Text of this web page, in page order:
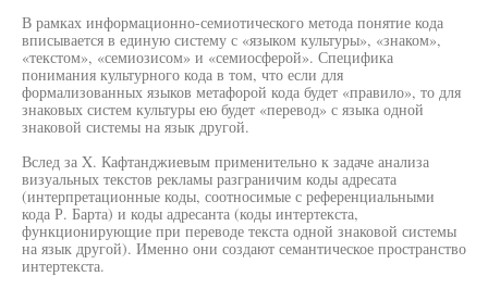
В рамках информационно-семиотического метода понятие кода
вписывается в единую систему с «языком культуры», «знаком»,
«текстом», «семиозисом» и «семиосферой». Специфика
понимания культурного кода в том, что если для
формализованных языков метафорой кода будет «правило», то для
знаковых систем культуры ею будет «перевод» с языка одной
знаковой системы на язык другой.
Вслед за X. Кафтанджиевым применительно к задаче анализа
визуальных текстов рекламы разграничим коды адресата
(интерпретационные коды, соотносимые с референциальными
кода Р. Барта) и коды адресанта (коды интертекста,
функционирующие при переводе текста одной знаковой системы
на язык другой). Именно они создают семантическое пространство
интертекста.